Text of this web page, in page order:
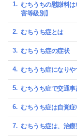
むちうちの慰謝料
害等級別】
むちうち症とは
むちうち症の症状
むちうち症になり
むちうち症で交通
むちうち症は自覚
むちうち症は、治